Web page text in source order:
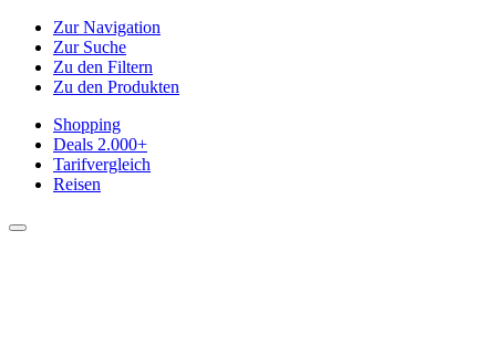
Zur Navigation
Zur Suche
Zu den Filtern
Zu den Produkten
Shopping
Deals 2.000+
Tarifvergleich
Reisen